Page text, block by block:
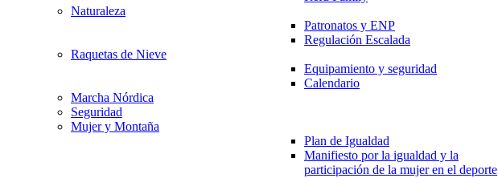
Naturaleza
Patronatos y ENP
Regulación Escalada
Raquetas de Nieve
Equipamiento y seguridad
Calendario
Marcha Nórdica
Seguridad
Mujer y Montaña
Plan de Igualdad
Manifiesto por la igualdad y la
participación de la mujer en el deporte